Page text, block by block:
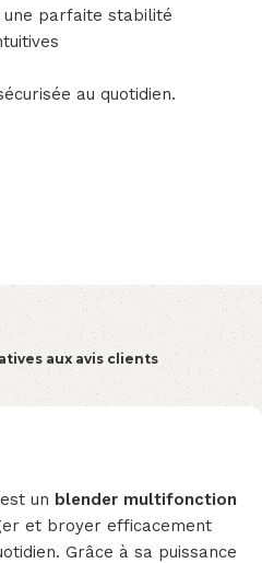
une parfaite stabilité
au quotidien.
aux avis clients
est un blender multifonction
et broyer efficacement
Grâce à sa puissance